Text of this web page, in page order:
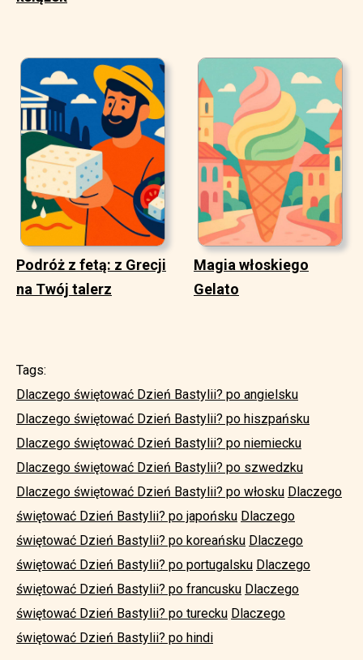
Podróż z fetą: z Grecji
na Twój talerz
Magia włoskiego
Gelato
Tags:
Dlaczego świętować Dzień Bastylii? po angielsku
Dlaczego świętować Dzień Bastylii? po hiszpańsku
Dlaczego świętować Dzień Bastylii? po niemiecku
Dlaczego świętować Dzień Bastylii? po szwedzku
Dlaczego świętować Dzień Bastylii? po włosku Dlaczego
świętować Dzień Bastylii? po japońsku Dlaczego
świętować Dzień Bastylii? po koreańsku Dlaczego
świętować Dzień Bastylii? po portugalsku Dlaczego
świętować Dzień Bastylii? po francusku Dlaczego
świętować Dzień Bastylii? po turecku Dlaczego
świętować Dzień Bastylii? po hindi